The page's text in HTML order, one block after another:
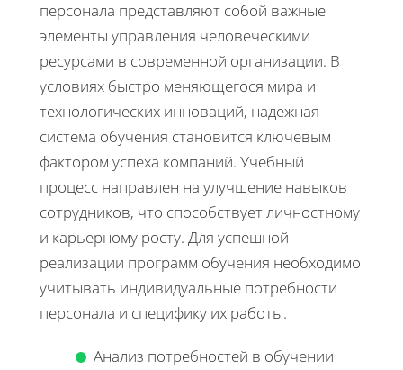
персонала представляют собой важные
элементы управления человеческими
ресурсами в современной организации. В
условиях быстро меняющегося мира и
технологических инноваций, надежная
система обучения становится ключевым
фактором успеха компаний. Учебный
процесс направлен на улучшение навыков
сотрудников, что способствует личностному
и карьерному росту. Для успешной
реализации программ обучения необходимо
учитывать индивидуальные потребности
персонала и специфику их работы.
Анализ потребностей в обучении